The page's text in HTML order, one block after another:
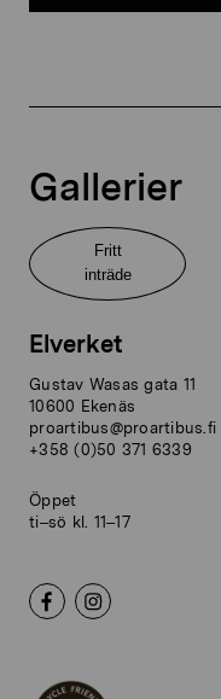
Gallerier
Fritt
inträde
Elverket
Gustav Wasas gata 11
10600 Ekenäs
proartibus@proartibus.fi
+358 (0)50 371 6339
Öppet
ti–sö kl. 11–17